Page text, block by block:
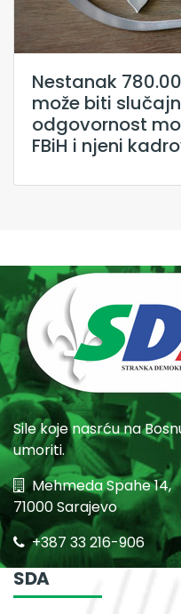
Nestanak
može biti
odgovornost
FBiH i njeni
Sile koje nasrću na
umoriti.
Mehmeda Spahe 14,
71000 Sarajevo
+387 33 216-906
SDA